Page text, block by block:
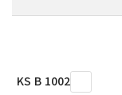
KS B 1002